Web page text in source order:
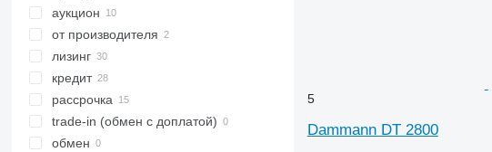
аукцион
от производителя
лизинг
кредит
рассрочка
trade-in (обмен с доплатой)
обмен
5
Dammann DT 2800